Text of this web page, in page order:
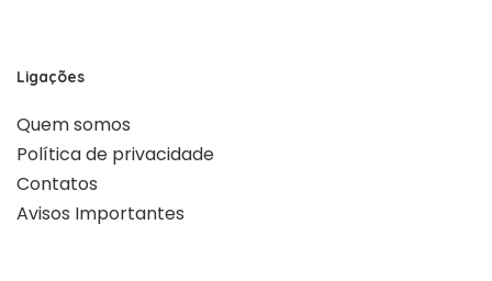
Ligações
Quem somos
Política de privacidade
Contatos
Avisos Importantes